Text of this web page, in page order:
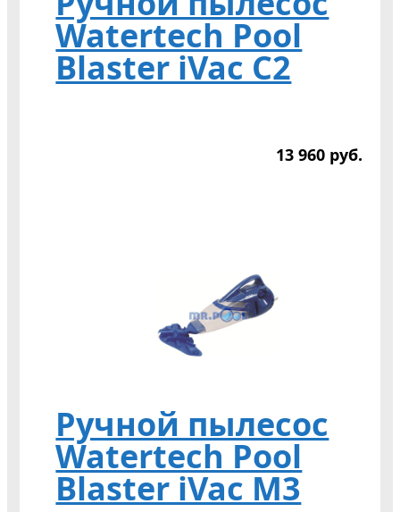
Watertech Pool
Blaster iVac C2
13 960 руб.
Ручной пылесос
Watertech Pool
Blaster iVac M3